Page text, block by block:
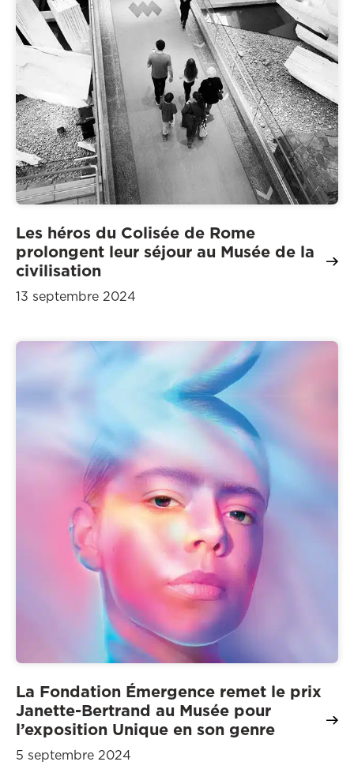
Les héros du Colisée de Rome
prolongent leur séjour au Musée de la
civilisation
13 septembre 2024
La Fondation Émergence remet le prix
Janette-Bertrand au Musée pour
l’exposition Unique en son genre
5 septembre 2024